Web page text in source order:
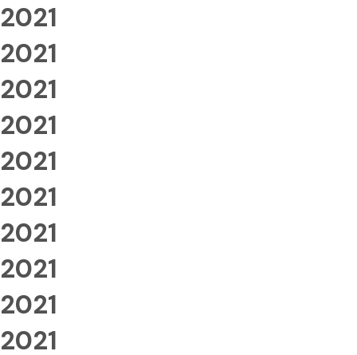
2021
2021
2021
2021
2021
2021
2021
2021
2021
2021